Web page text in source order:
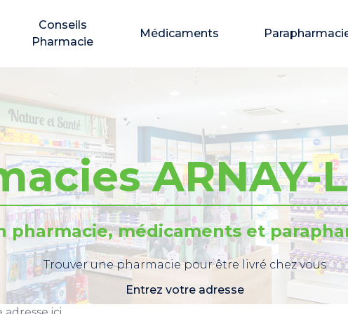
Conseils
Pharmacie
Médicaments
ARNAY-
pharmacie, médicaments et
Trouver une pharmacie pour être livré chez vous
Entrez votre adresse